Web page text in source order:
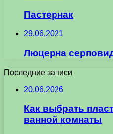
Пастернак
29.06.2021
Люцерна
Последние записи
20.06.2026
Как выбрать
ванной комнаты